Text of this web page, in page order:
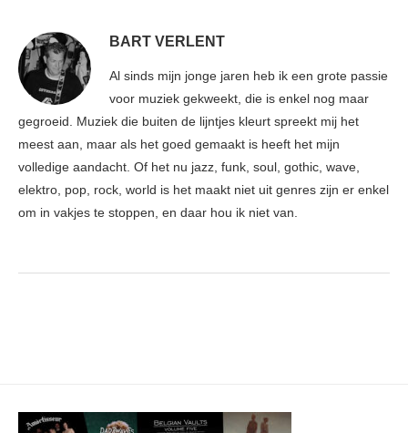
BART VERLENT
Al sinds mijn jonge jaren heb ik een grote passie
voor muziek gekweekt, die is enkel nog maar
gegroeid. Muziek die buiten de lijntjes kleurt spreekt mij het
meest aan, maar als het goed gemaakt is heeft het mijn
volledige aandacht. Of het nu jazz, funk, soul, gothic, wave,
elektro, pop, rock, world is het maakt niet uit genres zijn er enkel
om in vakjes te stoppen, en daar hou ik niet van.